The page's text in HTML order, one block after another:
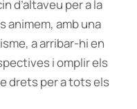
d’altaveu per a la
animem, amb una
a arribar-hi en
i omplir els
drets per a tots els